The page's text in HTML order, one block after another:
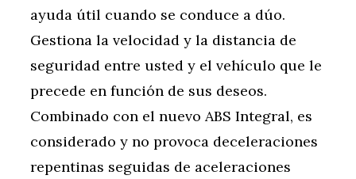
ayuda útil cuando se conduce a dúo.
Gestiona la velocidad y la distancia de
seguridad entre usted y el vehículo que le
precede en función de sus deseos.
Combinado con el nuevo ABS Integral, es
considerado y no provoca deceleraciones
repentinas seguidas de aceleraciones